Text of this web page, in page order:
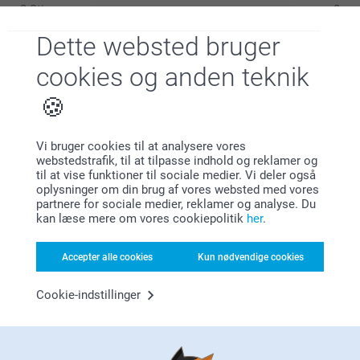
Dette websted bruger
cookies og anden teknik
Vi bruger cookies til at analysere vores
webstedstrafik, til at tilpasse indhold og reklamer og
til at vise funktioner til sociale medier. Vi deler også
oplysninger om din brug af vores websted med vores
partnere for sociale medier, reklamer og analyse. Du
kan læse mere om vores cookiepolitik her.
Accepter alle cookies Kun nødvendige cookies
Cookie-indstillinger
Vask:
Tørretumbler:
Blege:
Kemisk rensning:
58,5 cm
62,5 cm
72 cm
62 cm
63,5 cm
2 Stjerner
0
Jill Thomsen,
22.11.2024
Vis reaktioner
25.11.2024
11:43
Hej Jill
og vi håber du får glæde af din sweatshirt i lang tid
11.03.2024
Super fin.